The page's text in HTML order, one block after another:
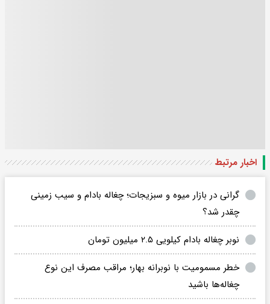
اخبار مرتبط
گرانی در بازار میوه و سبزیجات؛ چغاله بادام و سیب زمینی
چقدر شد؟
نوبر چغاله بادام کیلویی ۲.۵ میلیون تومان
خطر مسمومیت با نوبرانه‌ بهار؛ مراقب مصرف این نوع
چغاله‌ها باشید